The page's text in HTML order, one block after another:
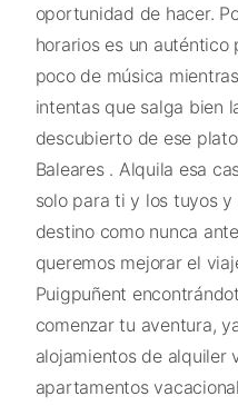
oportunidad de hacer.
horarios es un auténtico
poco de música
intentas que salga bien
descubierto de ese
Baleares . Alquila esa
solo para ti y los tuyos
destino como nunca
queremos mejorar el
Puigpuñent
comenzar tu aventura,
alojamientos de alquiler
apartamentos